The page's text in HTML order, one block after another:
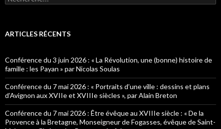
e
e
h
e
r
:
ARTICLES RÉCENTS
Conférence du 3 juin 2026 : « La Révolution, une (bonne) histoire de
famille : les Payan » par Nicolas Soulas
Conférence du 7 mai 2026 : « Portraits d’une ville : dessins et plans
d’Avignon aux XVIIe et XVIIIe siècles », par Alain Breton
Conférence du 7 mai 2026 : Être évêque au XVIIIe siècle : « De la
Provence à la Bretagne, Monseigneur de Fogasses, évêque de Saint-